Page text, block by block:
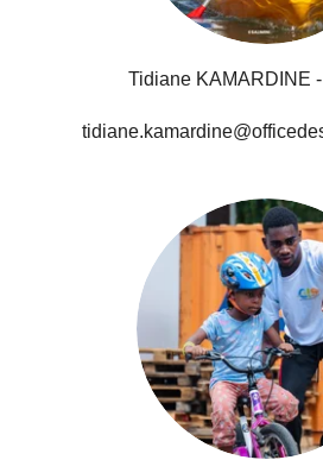
Tidiane KAMARDINE